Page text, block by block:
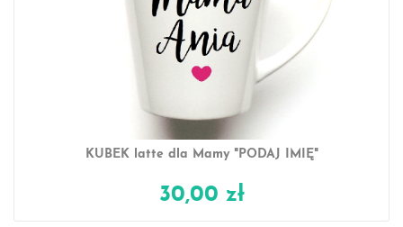
KUBEK latte dla Mamy "PODAJ IMIĘ"
30,00 zł